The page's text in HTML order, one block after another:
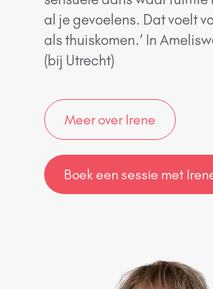
al je gevoelens. Dat voelt
als thuiskomen.’ In
(bij Utrecht)
Meer over Irene
Boek een sessie met